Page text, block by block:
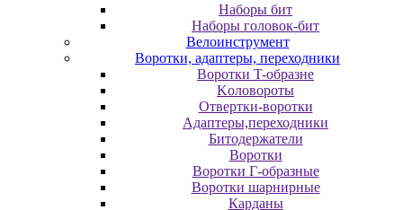
Наборы бит
Наборы головок-бит
Велоинструмент
Воротки, адаптеры, переходники
Bopoтки T-oбpaзне
Koлoвopoты
Oтвepтки-вopoтки
Адаптеры,переходники
Битодержатели
Воротки
Воротки Г-образные
Воротки шарнирные
Карданы